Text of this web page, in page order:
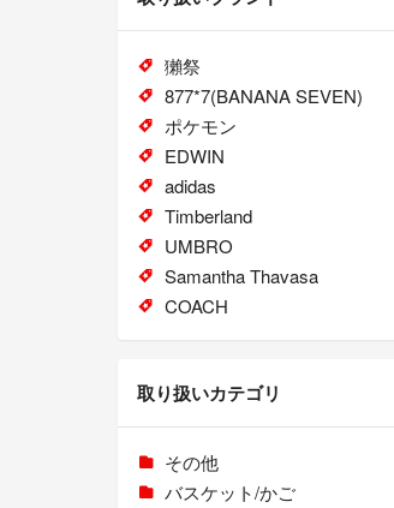
獺祭
877*7(BANANA SEVEN)
ポケモン
EDWIN
adidas
Timberland
UMBRO
Samantha Thavasa
COACH
取り扱いカテゴリ
その他
バスケット/かご